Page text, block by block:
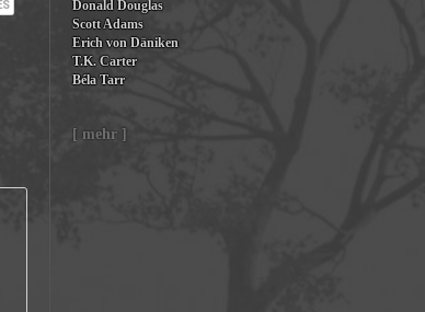
Donald Douglas
Scott Adams
Erich von Däniken
T.K. Carter
Béla Tarr
[ mehr ]